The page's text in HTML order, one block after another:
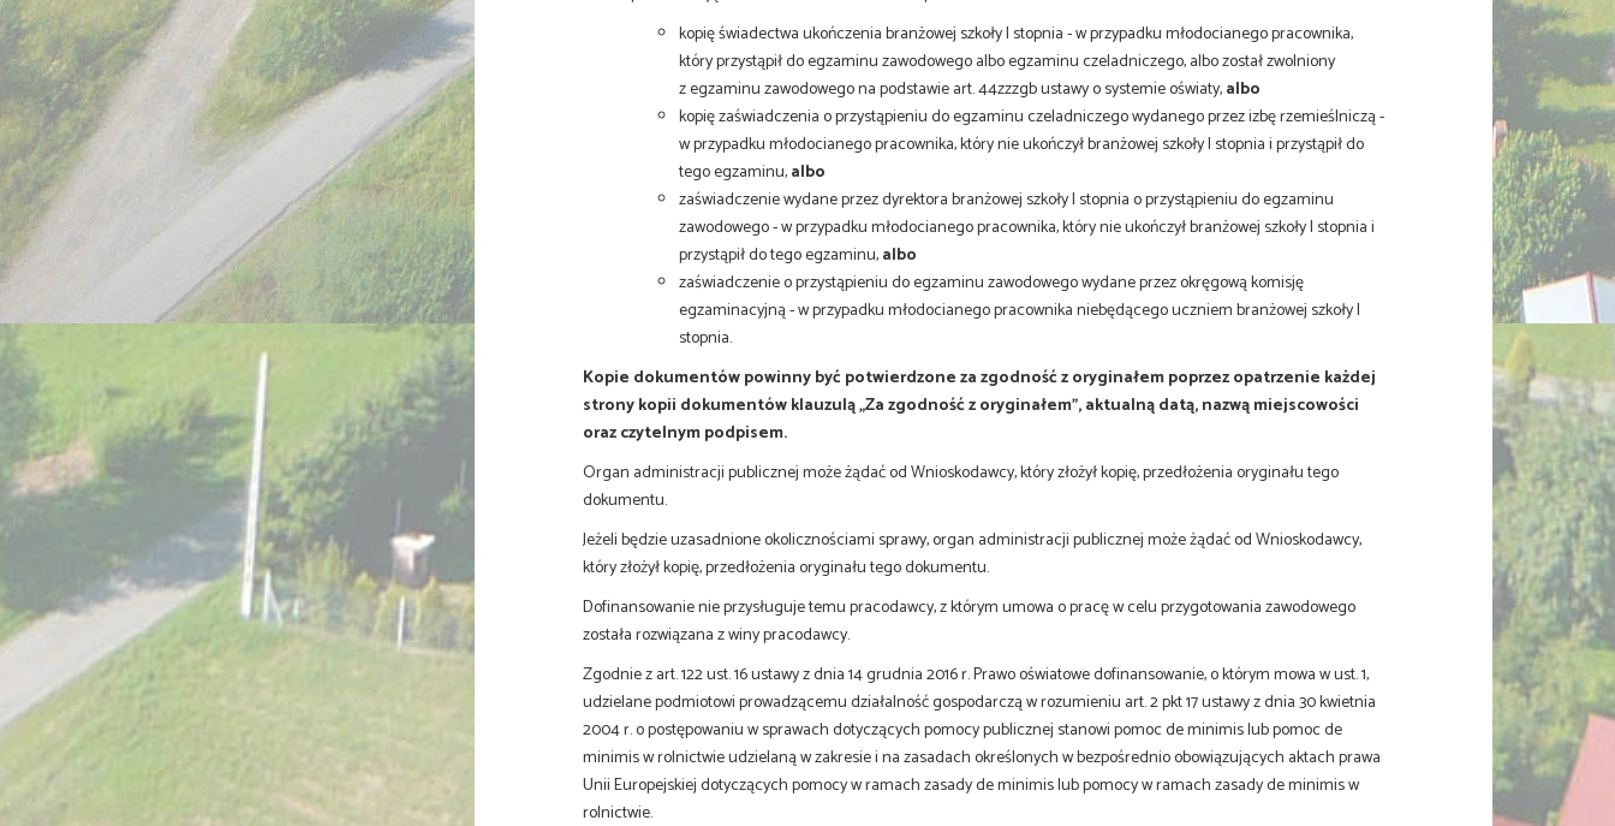
kopię świadectwa ukończenia branżowej szkoły I stopnia - w przypadku młodocianego pracownika,
który przystąpił do egzaminu zawodowego albo egzaminu czeladniczego, albo został zwolniony
z egzaminu zawodowego na podstawie art. 44zzzgb ustawy o systemie oświaty,albo
kopię zaświadczenia o przystąpieniu do egzaminu czeladniczego wydanego przez izbę rzemieślniczą -
w przypadku młodocianego pracownika, który nie ukończył branżowej szkoły I stopnia i przystąpił do
tego egzaminu,albo
zaświadczenie wydane przez dyrektora branżowej szkoły I stopnia o przystąpieniu do egzaminu
zawodowego - w przypadku młodocianego pracownika, który nie ukończył branżowej szkoły I stopnia i
przystąpił do tego egzaminu,albo
zaświadczenie o przystąpieniu do egzaminu zawodowego wydane przez okręgową komisję
egzaminacyjną - w przypadku młodocianego pracownika niebędącego uczniem branżowej szkoły I
stopnia.
Kopie dokumentów powinny być potwierdzone za zgodność z oryginałem poprzez opatrzenie każdej
strony kopii dokumentów klauzulą „Za zgodność z oryginałem”, aktualną datą, nazwą miejscowości
oraz czytelnym podpisem.
Organ administracji publicznej może żądać od Wnioskodawcy, który złożył kopię, przedłożenia oryginału tego
dokumentu.
Jeżeli będzie uzasadnione okolicznościami sprawy, organ administracji publicznej może żądać od Wnioskodawcy,
który złożył kopię, przedłożenia oryginału tego dokumentu.
Dofinansowanie nie przysługuje temu pracodawcy, z którym umowa o pracę w celu przygotowania zawodowego
została rozwiązana z winy pracodawcy.
Zgodnie z art. 122 ust. 16 ustawy z dnia 14 grudnia 2016 r. Prawo oświatowe dofinansowanie, o którym mowa w ust. 1,
udzielane podmiotowi prowadzącemu działalność gospodarczą w rozumieniu art. 2 pkt 17 ustawy z dnia 30 kwietnia
2004 r. o postępowaniu w sprawach dotyczących pomocy publicznej stanowi pomoc de minimis lub pomoc de
minimis w rolnictwie udzielaną w zakresie i na zasadach określonych w bezpośrednio obowiązujących aktach prawa
Unii Europejskiej dotyczących pomocy w ramach zasady de minimis lub pomocy w ramach zasady de minimis w
rolnictwie.